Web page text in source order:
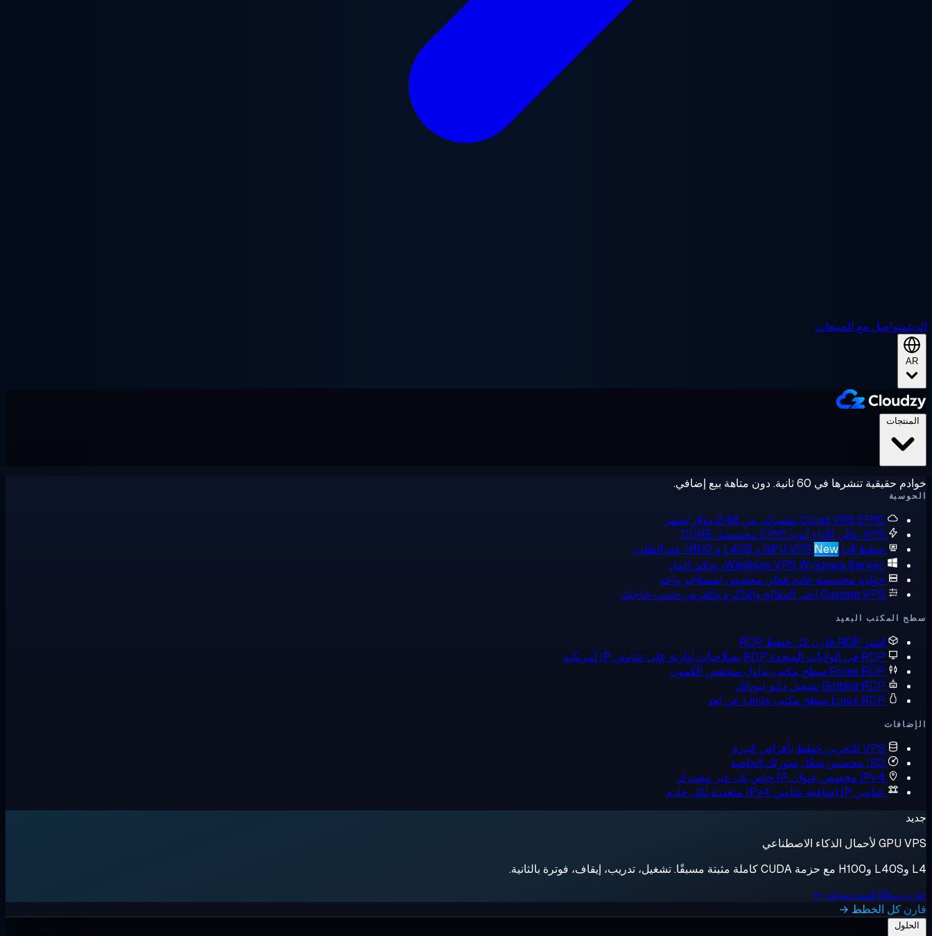
الدعمتواصل مع المبيعات
AR
المنتجات
خوادم حقيقية تنشرها في 60 ثانية. دون متاهة بيع إضافي.
الحوسبة
Cloud VPS EPYC مشترك، من 2.48 دولار/شهر
VPS عالي الأداء
أنوية EPYC مخصصة، DDR5
خطط GPU VPS
New L4 و L40S و H100 عند الطلب
Windows VPS Windows Server، تحكم كامل
خوادم مخصصة خادم فعلي مخصص لمستأجر واحد
Custom VPS اختر المعالج والذاكرة والقرص حسب حاجتك
سطح المكتب البعيد
اشترِ RDP
قارن كل خطط RDP
RDP في الولايات المتحدة
RDP بصلاحيات إدارية على عناوين IP أمريكية
Forex RDP سطح مكتب تداول منخفض الكمون
Botting RDP تشغيل دائم لبوتاتك
Linux RDP سطح مكتب Linux عن بُعد
الإضافات
VPS للتخزين
خطط بأقراص كبيرة
ISO مخصص
شغّل صورتك الخاصة
IPv4 مخصص
عنوان IP خاص بك، غير مشترك
عناوين IP إضافية
عناوين IPv4 متعددة لكل خادم
جديد
GPU VPS لأحمال الذكاء الاصطناعي
L4 وL40S وH100 مع حزمة CUDA كاملة مثبتة مسبقًا. تشغيل، تدريب، إيقاف، فوترة بالثانية.
جرّب مجانًا لمدة ساعة ←
قارن كل الخطط →
الحلول